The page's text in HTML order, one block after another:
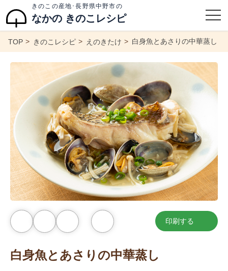
きのこの産地･長野県中野市の
なかの きのこレシピ
TOP きのこレシピ えのきたけ 白身魚とあさりの中華蒸し
気
入
り
印刷する
白身魚とあさりの中華蒸し